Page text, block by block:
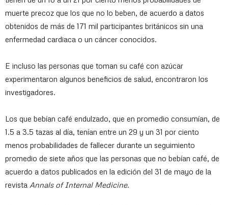
muerte precoz que los que no lo beben, de acuerdo a datos
obtenidos de más de 171 mil participantes británicos sin una
enfermedad cardiaca o un cáncer conocidos.
E incluso las personas que toman su café con azúcar
experimentaron algunos beneficios de salud, encontraron los
investigadores.
Los que bebían café endulzado, que en promedio consumían, de
1.5 a 3.5 tazas al día, tenían entre un 29 y un 31 por ciento
menos probabilidades de fallecer durante un seguimiento
promedio de siete años que las personas que no bebían café, de
acuerdo a datos publicados en la edición del 31 de mayo de la
revista Annals of Internal Medicine.